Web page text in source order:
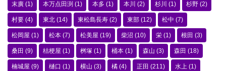
末廣 (1) 本万点田渕 (1) 本多 (1) 本川 (2) 杉川 (1) 杉野 (2)
村要 (4) 東北 (14) 東松島長寿 (2) 東部 (12) 松中 (7)
松岡屋 (1) 松本 (7) 松美屋 (19) 柴沼 (10) 栄 (1) 根田 (3)
桑田 (9) 桔梗屋 (1) 桝塚 (1) 桶本 (1) 森山 (3) 森田 (18)
楠城屋 (9) 樋口 (1) 横山 (3) 橘 (4) 正田 (211) 水上 (1)